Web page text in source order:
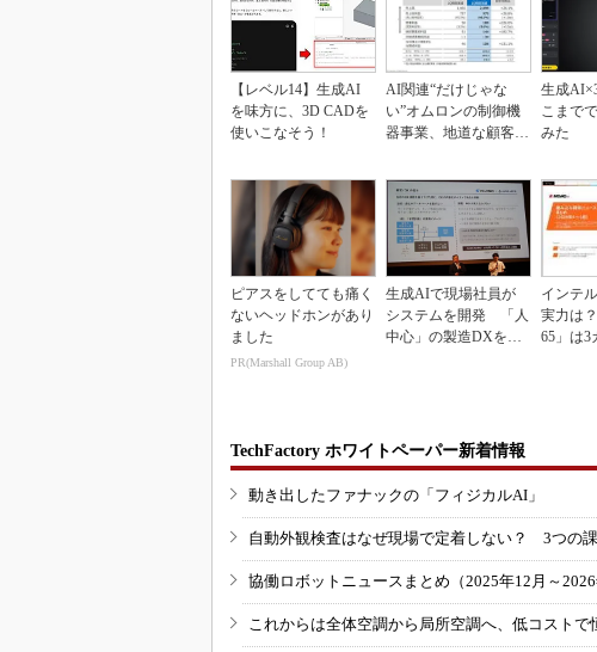
【レベル14】生成AI
を味方に、3D CADを
使いこなそう！
AI関連“だけじゃな
い”オムロンの制御機
器事業、地道な顧客基
生成
こまで
みた
ピアスをしてても痛く
ないヘッドホンがあり
ました
PR(Marshall Group AB)
生成AIで現場社員が
システムを開発 「人
中心」の製造DXを自
インテ
実力は
65」は3
TechFactory ホワイトペーパー新着情報
動き出したファナックの「フィジカルAI」
自動外観検査はなぜ現場で定着しない？ 3つの
協働ロボットニュースまとめ（2025年12月～2026
これからは全体空調から局所空調へ、低コスト